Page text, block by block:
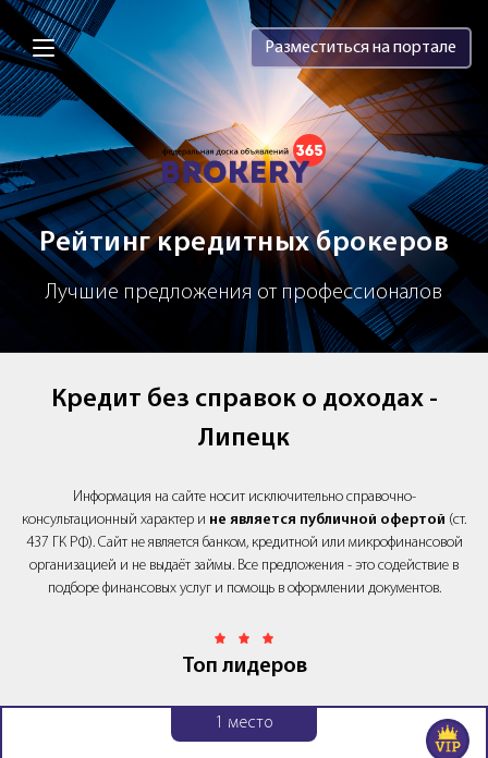
Brokery365 - Рейтинг кредитных
Разместиться на портале
Рейтинг кредитных брокеров
Лучшие предложения от профессионалов
Кредит без справок о доходах -
Липецк
Информация на сайте носит исключительно справочно-
консультационный характер и не является публичной офертой (ст.
437 ГК РФ). Сайт не является банком, кредитной или микрофинансовой
организацией и не выдаёт займы. Все предложения - это содействие в
подборе финансовых услуг и помощь в оформлении документов.
Топ лидеров
1 место